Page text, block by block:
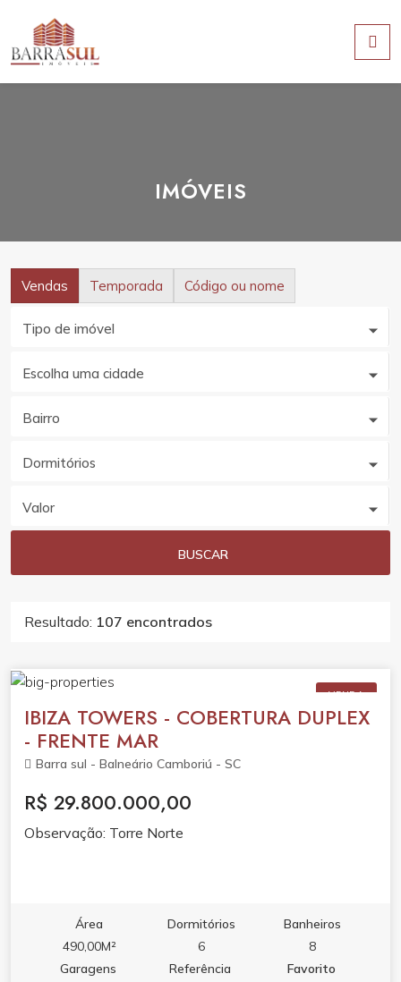
IMÓVEIS
Vendas Temporada Código ou nome
Tipo de imóvel
Escolha uma cidade
Bairro
Dormitórios
Valor
BUSCAR
Resultado: 107 encontrados
VENDA
IBIZA TOWERS - COBERTURA DUPLEX
- FRENTE MAR
Barra sul - Balneário Camboriú - SC
R$ 29.800.000,00
Observação: Torre Norte
Área
490,00M²
Dormitórios
6
Banheiros
8
Garagens
Referência
Favorito